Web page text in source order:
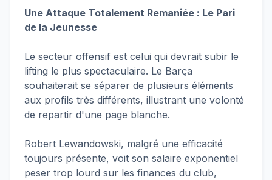
Une Attaque Totalement Remaniée : Le Pari
de la Jeunesse
Le secteur offensif est celui qui devrait subir le
lifting le plus spectaculaire. Le Barça
souhaiterait se séparer de plusieurs éléments
aux profils très différents, illustrant une volonté
de repartir d'une page blanche.
Robert Lewandowski, malgré une efficacité
toujours présente, voit son salaire exponentiel
peser trop lourd sur les finances du club,